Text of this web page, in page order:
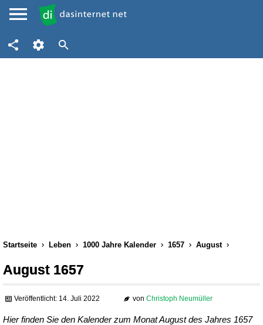
Startseite Leben 1000 Jahre Kalender 1657 August
August 1657
Veröffentlicht: 14. Juli 2022 von Christoph Neumüller
Hier finden Sie den Kalender zum Monat August des Jahres 1657